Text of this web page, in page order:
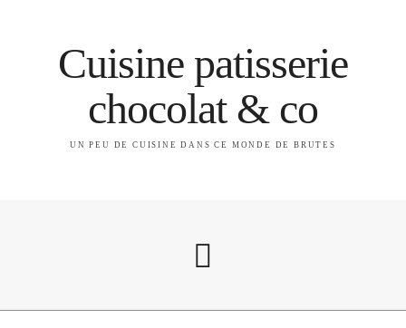
Cuisine patisserie
chocolat & co
UN PEU DE CUISINE DANS CE MONDE DE BRUTES